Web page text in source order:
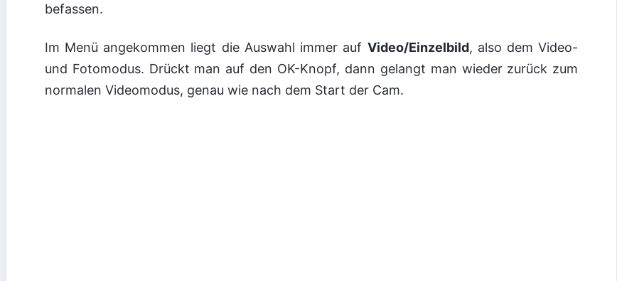
befassen.
Im Menü angekommen liegt die Auswahl immer auf Video/Einzelbild, also dem Video-
und Fotomodus. Drückt man auf den OK-Knopf, dann gelangt man wieder zurück zum
normalen Videomodus, genau wie nach dem Start der Cam.